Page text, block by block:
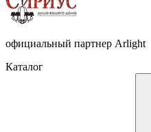
официальный партнер Arlight
Каталог